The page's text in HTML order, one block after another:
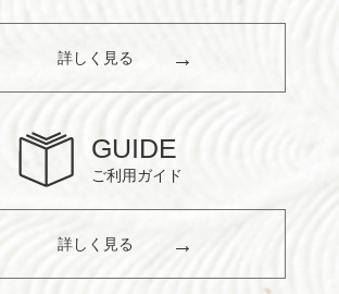
詳しく見る
GUIDE
ご利用ガイド
詳しく見る